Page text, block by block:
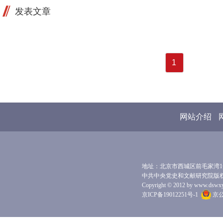
发表文章
1
网站介绍
地址：北京市西城区前毛家湾
中共中央党史和文献研究院版
Copyright © 2012 by
京ICP备19012251号-1
京